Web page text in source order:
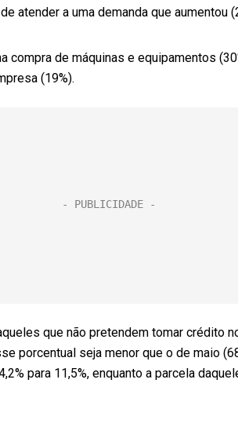
atender a uma demanda que aumentou
compra de máquinas e equipamentos
(19%).
que não pretendem tomar crédito
porcentual seja menor que o de maio
para 11,5%, enquanto a parcela